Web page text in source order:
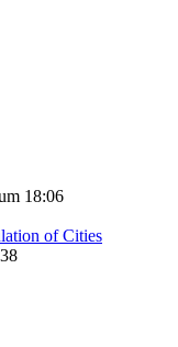
18:06
of Cities